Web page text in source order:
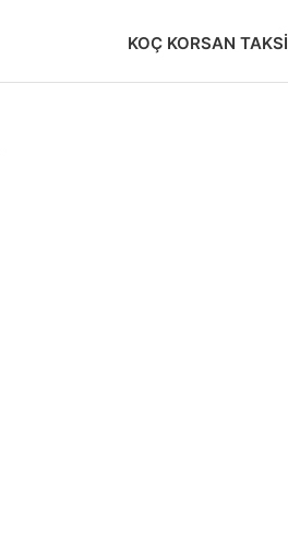
KOÇ KORSAN TAKSI